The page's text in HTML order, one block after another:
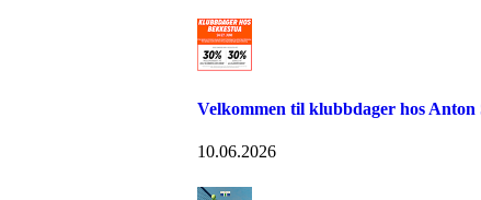
Velkommen til klubbdager hos Anton
10.06.2026